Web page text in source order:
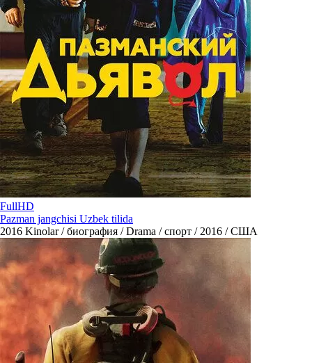
FullHD
Pazman jangchisi Uzbek tilida
2016 Kinolar / биография / Drama / спорт / 2016 / США